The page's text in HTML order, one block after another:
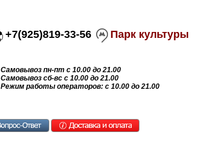
+7(925)819-33-56 Парк культуры
Самовывоз пн-пт с 10.00 до 21.00
Самовывоз сб-вс с 10.00 до 21.00
Режим работы операторов: с 10.00 до 21.00